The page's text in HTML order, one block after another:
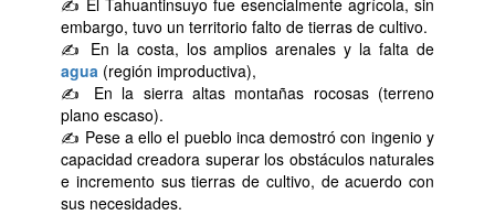
embargo, tuvo un territorio falto de tierras de cultivo.
✍ En la costa, los amplios arenales y la falta de
agua (región improductiva),
✍ En la sierra altas montañas rocosas (terreno
plano escaso).
✍ Pese a ello el pueblo inca demostró con ingenio y
capacidad creadora superar los obstáculos naturales
e incremento sus tierras de cultivo, de acuerdo con
sus necesidades.